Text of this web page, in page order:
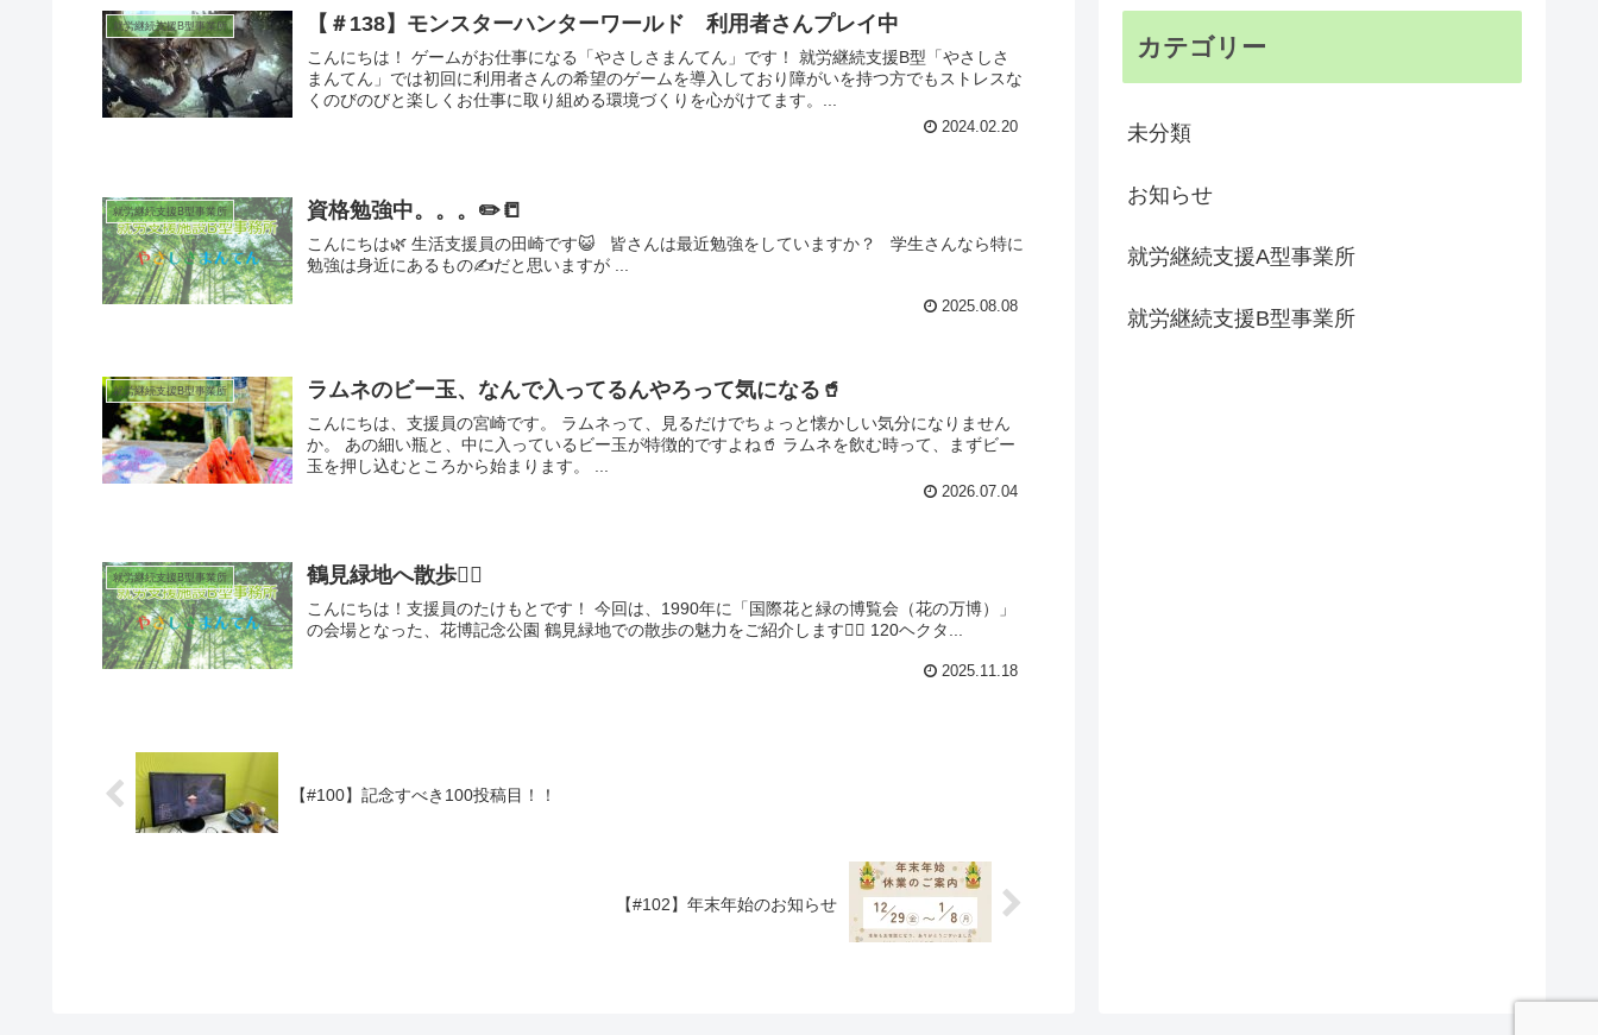
就労継続支援B型事業所 【＃138】モンスターハンターワールド 利用者さんプレイ中
こんにちは！ ゲームがお仕事になる「やさしさまんてん」です！ 就労継続支援B型「やさしさ
まんてん」では初回に利用者さんの希望のゲームを導入しており障がいを持つ方でもストレスな
くのびのびと楽しくお仕事に取り組める環境づくりを心がけてます。...
2024.02.20
就労継続支援B型事業所 資格勉強中。。。✏️📒
こんにちは🌿 生活支援員の田崎です😺 皆さんは最近勉強をしていますか？ 学生さんなら特に
勉強は身近にあるもの✍だと思いますが ...
2025.08.08
就労継続支援B型事業所 ラムネのビー玉、なんで入ってるんやろって気になる🥤
こんにちは、支援員の宮崎です。 ラムネって、見るだけでちょっと懐かしい気分になりません
か。 あの細い瓶と、中に入っているビー玉が特徴的ですよね🥤 ラムネを飲む時って、まずビー
玉を押し込むところから始まります。 ...
2026.07.04
就労継続支援B型事業所 鶴見緑地へ散歩🚶‍♀️
こんにちは！支援員のたけもとです！ 今回は、1990年に「国際花と緑の博覧会（花の万博）」
の会場となった、花博記念公園 鶴見緑地での散歩の魅力をご紹介します🚶‍♀️ 120ヘクタ...
2025.11.18
【#100】記念すべき100投稿目！！
【#102】年末年始のお知らせ
カテゴリー
未分類
お知らせ
就労継続支援A型事業所
就労継続支援B型事業所